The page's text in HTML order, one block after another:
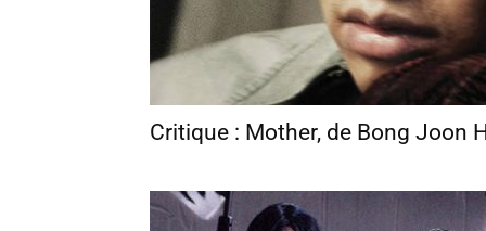
Critique : Mother, de Bong Joon